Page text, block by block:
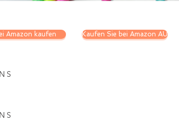
Amazon kaufen Kaufen Sie bei Amazon AU